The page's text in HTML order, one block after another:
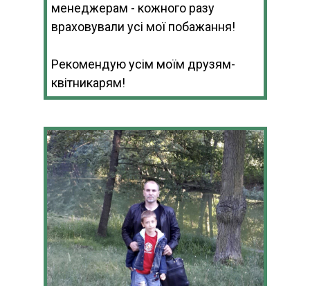
менеджерам - кожного разу
враховували усі мої побажання!
Рекомендую усім моїм друзям-
квітникарям!